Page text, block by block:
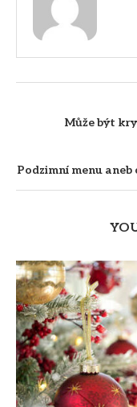
Může být
Podzimní menu aneb